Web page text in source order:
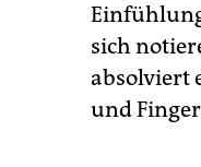
sich
absolviert
und